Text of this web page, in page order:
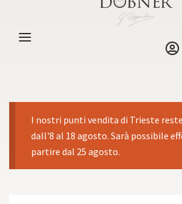
I nostri punti vendita di Trieste
dall'8 al 18 agosto. Sarà possibile
partire dal 25 agosto.